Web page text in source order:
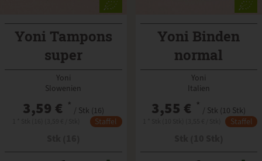
Yoni Tampons
super
Yoni
Slowenien
3,59 € * / Stk (16)
Staffel
Yoni Binden
normal
Yoni
Italien
3,55 € * / Stk (10 Stk)
Staffel